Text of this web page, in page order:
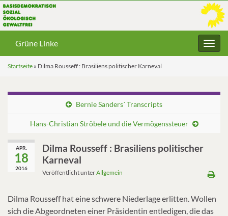
Grüne Linke
Startseite » Dilma Rousseff : Brasiliens politischer Karneval
Bernie Sanders´ Transcripts
Hans-Christian Ströbele und die Vermögenssteuer
APR.
18
2016
Dilma Rousseff : Brasiliens politischer
Karneval
Veröffentlicht unterAllgemein
Dilma Rousseff hat eine schwere Niederlage erlitten. Wollen
sich die Abgeordneten einer Präsidentin entledigen, die das